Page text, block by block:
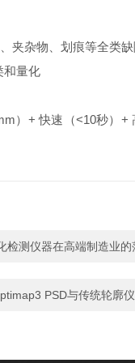
夹杂物、划痕等全类缺
和量化
）+ 快速（<10秒）
检测仪器在高端制造业的
PSD与传统轮廓